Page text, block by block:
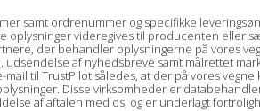
samt ordrenummer og specifikke
oplysninger videregives til producenten eller
der behandler oplysningerne på vores
af nyhedsbreve samt målrettet
til TrustPilot således, at der på vores
Disse virksomheder er
af aftalen med os, og er underlagt